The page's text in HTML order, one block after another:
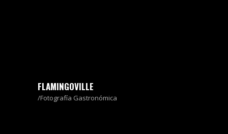
FLAMINGOVILLE
Fotografía Gastronómica